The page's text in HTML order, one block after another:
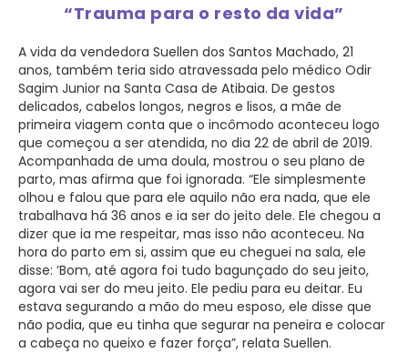
“Trauma para o resto da vida”
A vida da vendedora Suellen dos Santos Machado, 21
anos, também teria sido atravessada pelo médico Odir
Sagim Junior na Santa Casa de Atibaia. De gestos
delicados, cabelos longos, negros e lisos, a mãe de
primeira viagem conta que o incômodo aconteceu logo
que começou a ser atendida, no dia 22 de abril de 2019.
Acompanhada de uma doula, mostrou o seu plano de
parto, mas afirma que foi ignorada. “Ele simplesmente
olhou e falou que para ele aquilo não era nada, que ele
trabalhava há 36 anos e ia ser do jeito dele. Ele chegou a
dizer que ia me respeitar, mas isso não aconteceu. Na
hora do parto em si, assim que eu cheguei na sala, ele
disse: ‘Bom, até agora foi tudo bagunçado do seu jeito,
agora vai ser do meu jeito. Ele pediu para eu deitar. Eu
estava segurando a mão do meu esposo, ele disse que
não podia, que eu tinha que segurar na peneira e colocar
a cabeça no queixo e fazer força”, relata Suellen.